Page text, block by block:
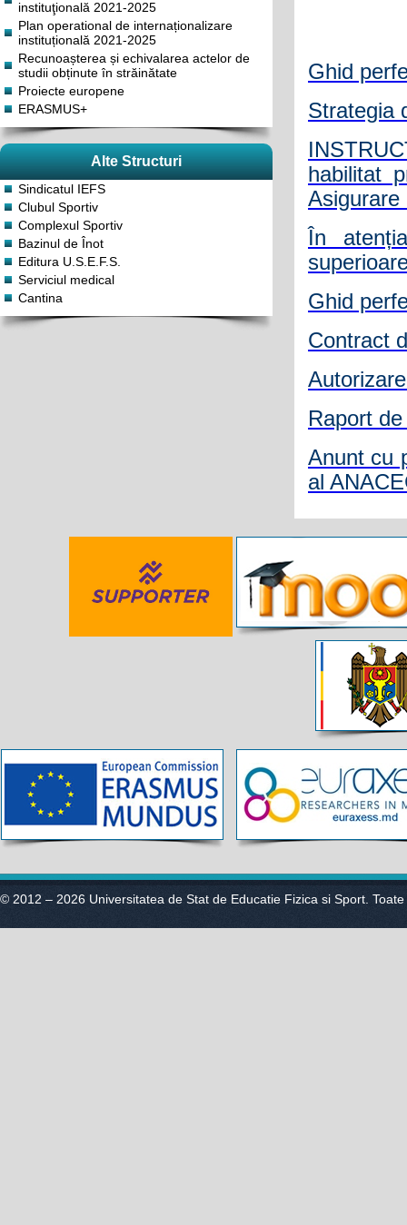
instituţională 2021-2025
Plan operational de internaționalizare
instituțională 2021-2025
Recunoașterea și echivalarea actelor de
studii obținute în străinătate
Proiecte europene
ERASMUS+
Alte Structuri
Sindicatul IEFS
Clubul Sportiv
Complexul Sportiv
Bazinul de Înot
Editura U.S.E.F.S.
Serviciul medical
Cantina
Ghid
Strategia
habilitat
Asigurare
În
Ghid
Contract
Raport
Anunt cu
al
© 2012 – 2026 Universitatea de Stat de Educatie Fizica si Sport.